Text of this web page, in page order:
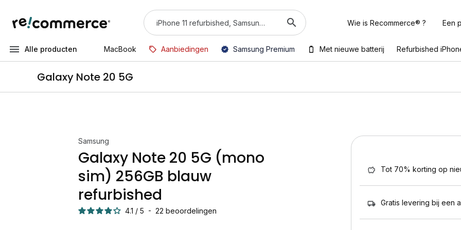
Wie is Recommerce® ? Een
Alle producten MacBook Aanbiedingen Samsung Premium Met nieuwe batterij Refurbished
Galaxy Note 20 5G
Samsung
Galaxy Note 20 5G (mono
sim) 256GB blauw
refurbished
4.1 / 5 - 22 beoordelingen
Tot 70% korting op
Gratis levering bij een